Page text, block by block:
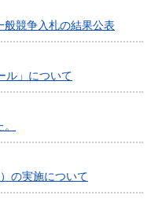
般競争入札の結果公表
ル」について
の実施について